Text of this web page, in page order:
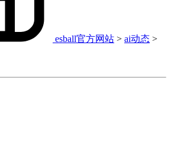
esball官方网站 > ai动态 >